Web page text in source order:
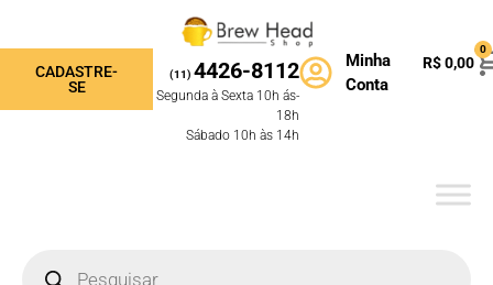
CADASTRE-
SE
(11) 4426-8112
Segunda à Sexta 10h ás-
18h
Sábado 10h às 14h
Minha
Conta
R$0,00
0